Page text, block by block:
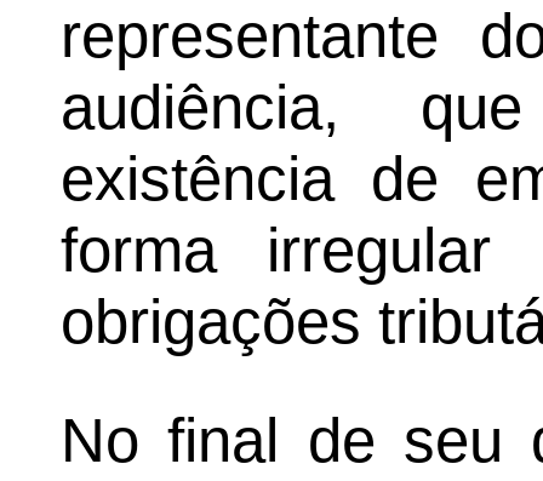
representante
audiência,
existência de
forma
obrigações
No final de seu